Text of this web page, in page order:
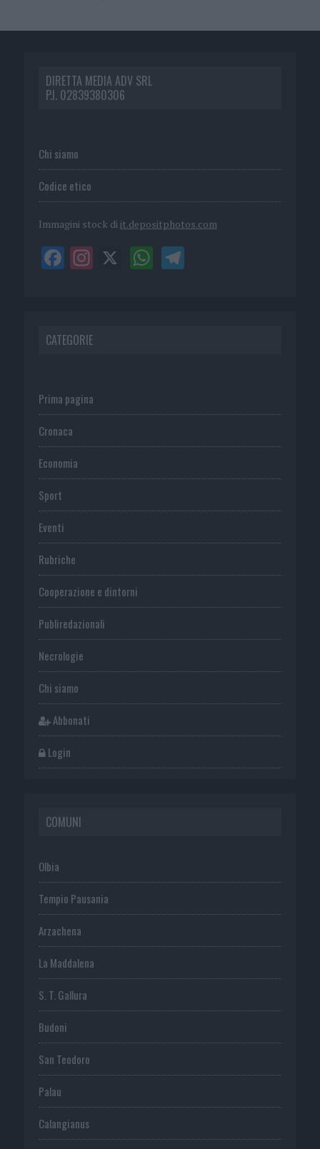
DIRETTA MEDIA ADV SRL
P.I. 02839380306
Chi siamo
Codice etico
Immagini stock di it.depositphotos.com
CATEGORIE
Prima pagina
Cronaca
Economia
Sport
Eventi
Rubriche
Cooperazione e dintorni
Publiredazionali
Necrologie
Chi siamo
Abbonati
Login
COMUNI
Olbia
Tempio Pausania
Arzachena
La Maddalena
S. T. Gallura
Budoni
San Teodoro
Palau
Calangianus